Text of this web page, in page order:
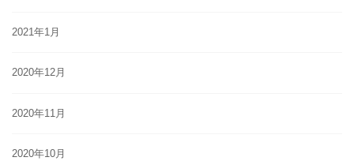
2021年1月
2020年12月
2020年11月
2020年10月